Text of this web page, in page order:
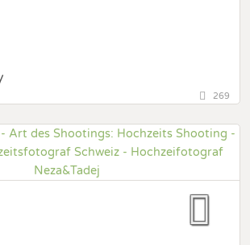
Prewedding Shooting
Fotostory
269